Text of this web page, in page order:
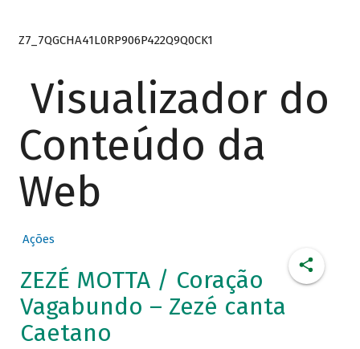
Z7_7QGCHA41L0RP906P422Q9Q0CK1
Visualizador do
Conteúdo da
Web
Ações
ZEZÉ MOTTA / Coração
Vagabundo – Zezé canta
Caetano